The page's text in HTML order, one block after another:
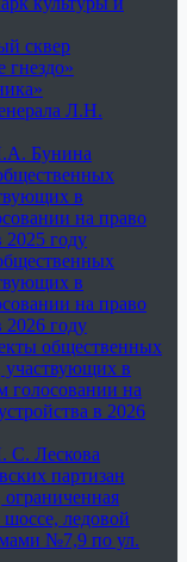
сквер
гнездо»
Л.Н.
Бунина
в
на право
2025 году
в
на право
2026 году
общественных
участвующих в
голосовании на
в 2026
С. Лескова
партизан
ледовой
№7,9 по ул.